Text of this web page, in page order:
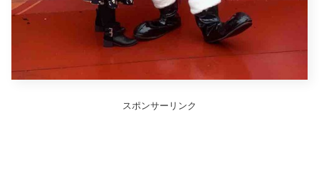
スポンサーリンク